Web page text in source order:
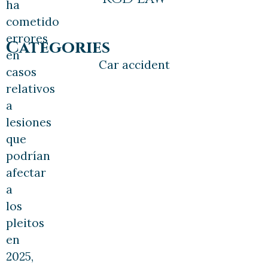
Categories
Car accident
ha
cometido
errores
en
casos
relativos
a
lesiones
que
podrían
afectar
a
los
pleitos
en
2025,